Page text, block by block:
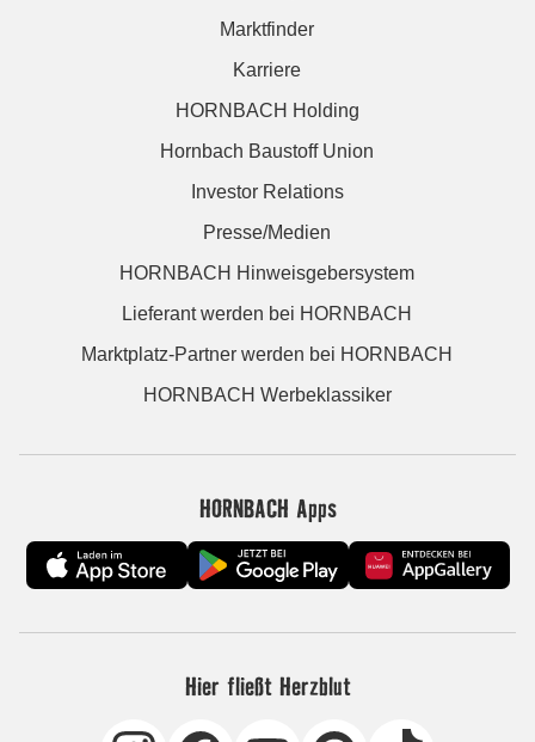
Marktfinder
Karriere
HORNBACH Holding
Hornbach Baustoff Union
Investor Relations
Presse/Medien
HORNBACH Hinweisgebersystem
Lieferant werden bei HORNBACH
Marktplatz-Partner werden bei HORNBACH
HORNBACH Werbeklassiker
HORNBACH Apps
Hier fließt Herzblut